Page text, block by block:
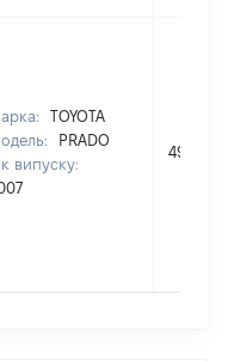
TOYOTA
PRADO
випуску:
49500